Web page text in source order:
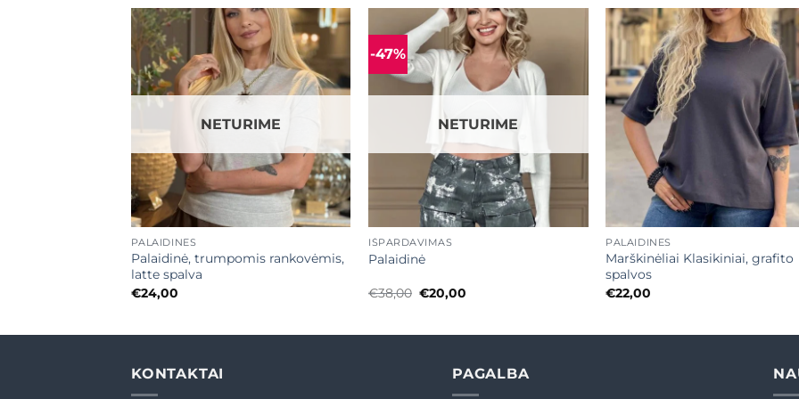
Mėgstamiausias
+
NETURIME
PALAIDINĖS
Palaidinė, trumpomis rankovėmis,
latte spalva
€24,00
-47% Mėgstamiausias
NETURIME
IŠPARDAVIMAS
Palaidinė
€38,00 Original
price
€20,00
PALAIDINĖS
Marškinėliai Klasikiniai, grafito
spalvos
€22,00
KONTAKTAI PAGALBA